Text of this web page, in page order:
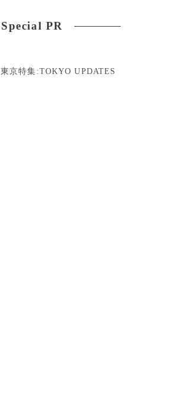
Special PR
東京特集:TOKYO UPDATES